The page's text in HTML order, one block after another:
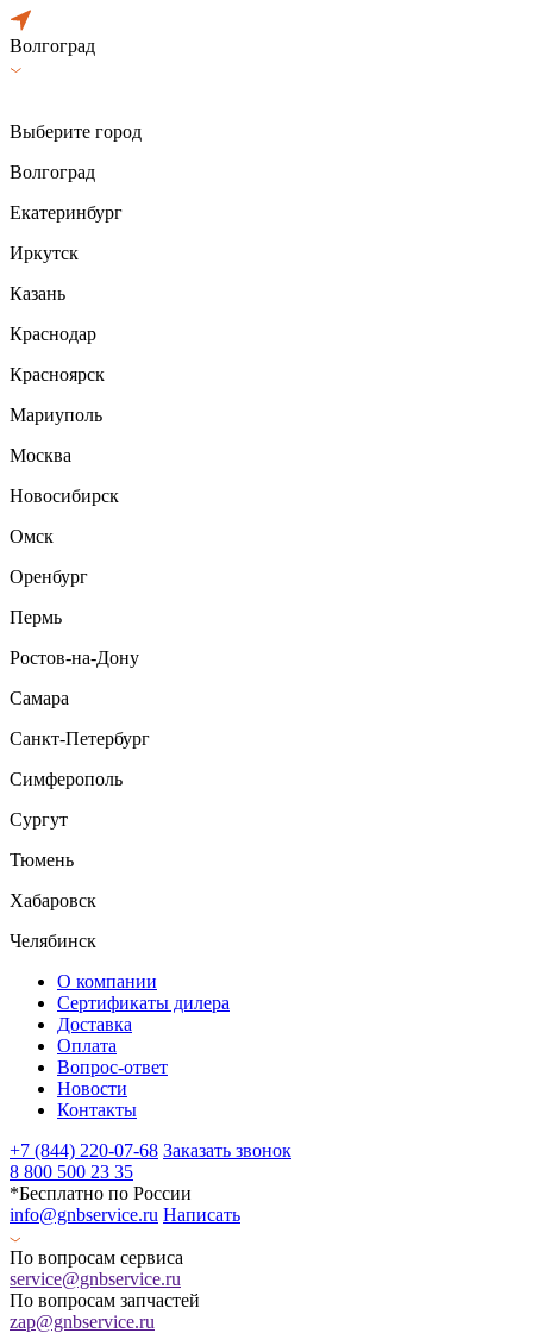
Волгоград
Выберите город
Волгоград
Екатеринбург
Иркутск
Казань
Краснодар
Красноярск
Мариуполь
Москва
Новосибирск
Омск
Оренбург
Пермь
Ростов-на-Дону
Самара
Санкт-Петербург
Симферополь
Сургут
Тюмень
Хабаровск
Челябинск
О компании
Сертификаты дилера
Доставка
Оплата
Вопрос-ответ
Новости
Контакты
+7 (844) 220-07-68 Заказать звонок
8 800 500 23 35
*Бесплатно по России
info@gnbservice.ru Написать
По вопросам сервиса
service@gnbservice.ru
По вопросам запчастей
zap@gnbservice.ru